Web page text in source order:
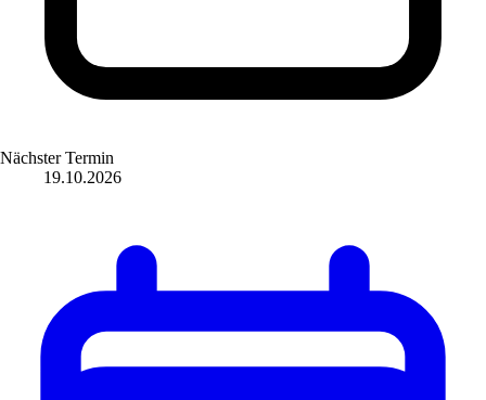
Nächster Termin
19.10.2026